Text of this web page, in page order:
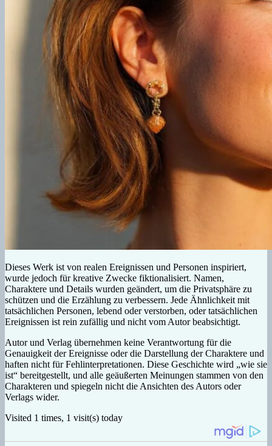
Dieses Werk ist von realen Ereignissen und Personen inspiriert,
wurde jedoch für kreative Zwecke fiktionalisiert. Namen,
Charaktere und Details wurden geändert, um die Privatsphäre zu
schützen und die Erzählung zu verbessern. Jede Ähnlichkeit mit
tatsächlichen Personen, lebend oder verstorben, oder tatsächlichen
Ereignissen ist rein zufällig und nicht vom Autor beabsichtigt.
Autor und Verlag übernehmen keine Verantwortung für die
Genauigkeit der Ereignisse oder die Darstellung der Charaktere und
haften nicht für Fehlinterpretationen. Diese Geschichte wird „wie sie
ist“ bereitgestellt, und alle geäußerten Meinungen stammen von den
Charakteren und spiegeln nicht die Ansichten des Autors oder
Verlags wider.
Visited 1 times, 1 visit(s) today